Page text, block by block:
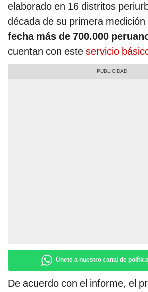
elaborado en 16 distritos
década de su primera medición
fecha más de 700.000
cuentan con este servicio
Únete a nuestro canal de
De acuerdo con el informe, el